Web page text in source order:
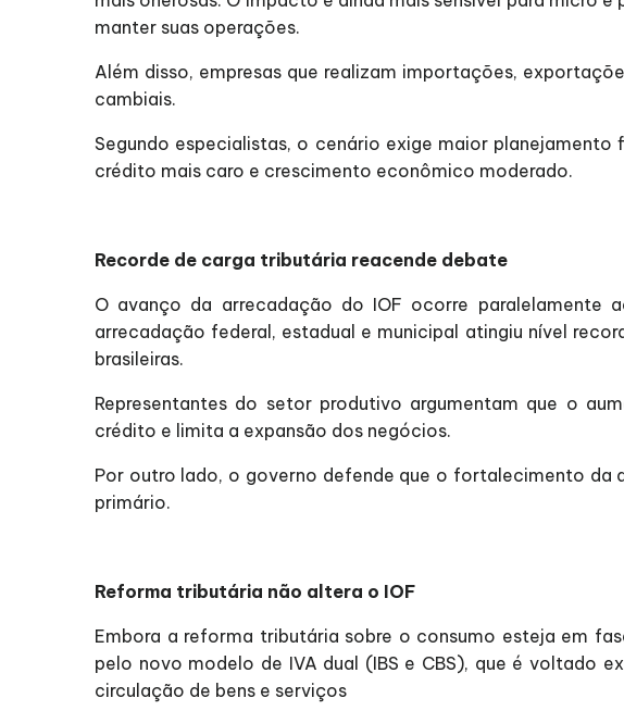
manter suas operações.
Além disso, empresas que realizam importações,
cambiais.
Segundo especialistas, o cenário exige maior
crédito mais caro e crescimento econômico moderado.
Recorde de carga tributária reacende debate
O avanço da arrecadação do IOF ocorre
arrecadação federal, estadual e municipal atingiu nível
brasileiras.
Representantes do setor produtivo argumentam que o
crédito e limita a expansão dos negócios.
Por outro lado, o governo defende que o fortalecimento da
primário.
Reforma tributária não altera o IOF
Embora a reforma tributária sobre o consumo esteja em
pelo novo modelo de IVA dual (IBS e CBS), que é voltado
circulação de bens e serviços